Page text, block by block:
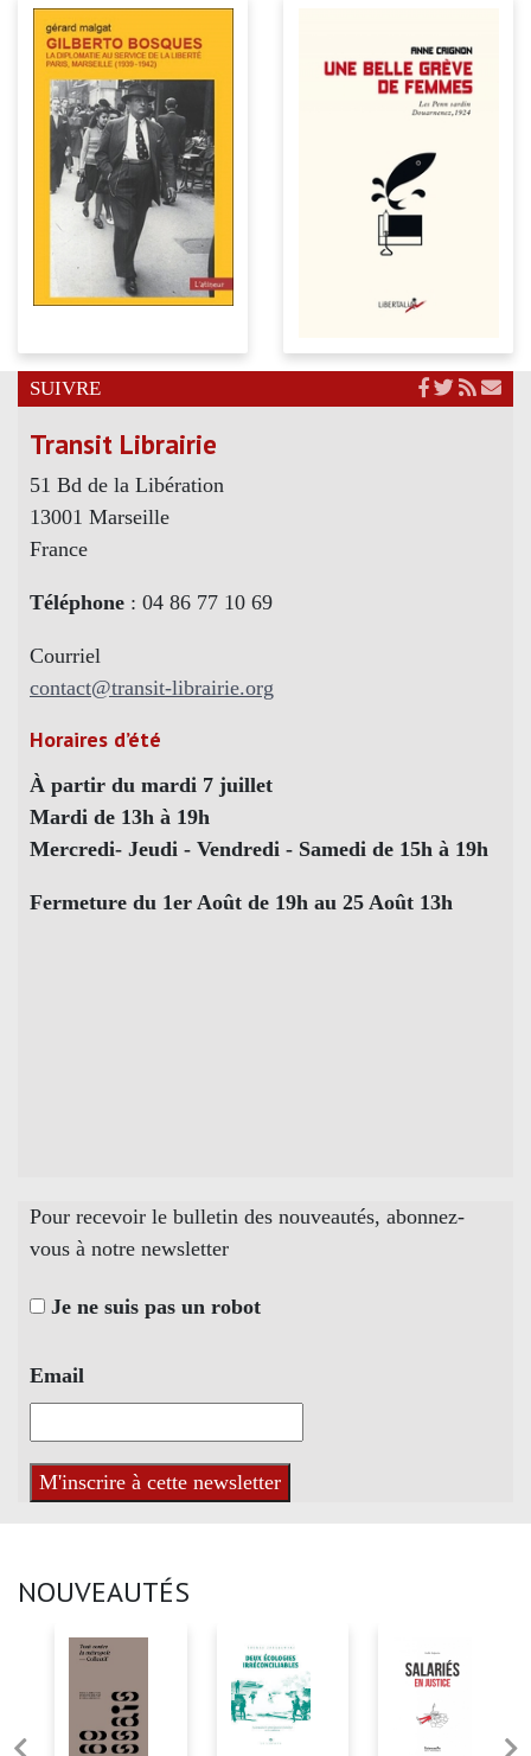
SUIVRE
Transit Librairie
51 Bd de la Libération
13001 Marseille
France
Téléphone : 04 86 77 10 69
Courriel
contact@transit-librairie.org
Horaires d’été
À partir du mardi 7 juillet
Mardi de 13h à 19h
Mercredi- Jeudi - Vendredi - Samedi de 15h à 19h
Fermeture du 1er Août de 19h au 25 Août 13h
Pour recevoir le bulletin des nouveautés, abonnez-
vous à notre newsletter
Je ne suis pas un robot
Email
NOUVEAUTÉS